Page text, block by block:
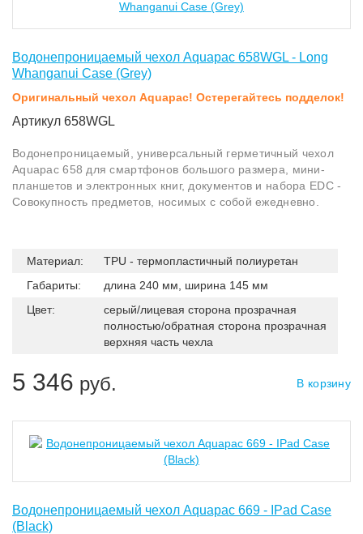
Водонепроницаемый чехол Aquapac 658WGL - Long
Whanganui Case (Grey)
Оригинальный чехол Aquapac! Остерегайтесь подделок!
Артикул 658WGL
Водонепроницаемый, универсальный герметичный чехол
Aquapac 658 для смартфонов большого размера, мини-
планшетов и электронных книг, документов и набора EDC -
Совокупность предметов, носимых с собой ежедневно.
Материал:
TPU - термопластичный полиуретан
Габариты:
длина 240 мм, ширина 145 мм
Цвет:
серый/лицевая сторона прозрачная
полностью/обратная сторона прозрачная
верхняя часть чехла
5 346 руб. В корзину
Водонепроницаемый чехол Aquapac 669 - IPad Case
(Black)